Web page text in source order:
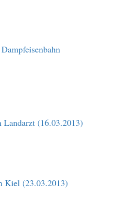
Landarzt (16.03.2013)
Kiel (23.03.2013)